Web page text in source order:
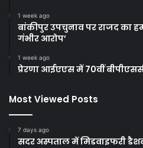
1 week ago
बांकीपुर उपचुनाव पर राजद का
गंभीर आरोप’
1 week ago
प्रेरणा आईएएस में 70वीं
Most Viewed Posts
7 days ago
सदर अस्पताल में मिडवाइफरी